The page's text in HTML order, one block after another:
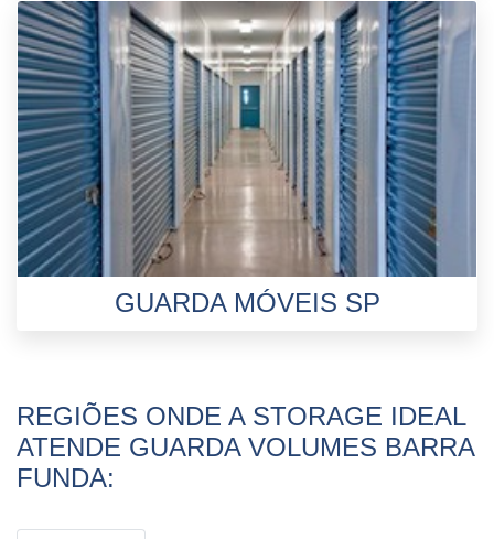
GUARDA MÓVEIS SP
REGIÕES ONDE A STORAGE IDEAL
ATENDE GUARDA VOLUMES BARRA
FUNDA: